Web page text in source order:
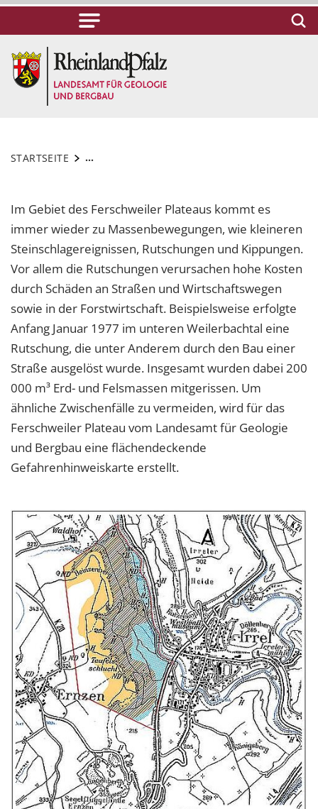
STARTSEITE ...
Im Gebiet des Ferschweiler Plateaus kommt es
immer wieder zu Massenbewegungen, wie kleineren
Steinschlagereignissen, Rutschungen und Kippungen.
Vor allem die Rutschungen verursachen hohe Kosten
durch Schäden an Straßen und Wirtschaftswegen
sowie in der Forstwirtschaft. Beispielsweise erfolgte
Anfang Januar 1977 im unteren Weilerbachtal eine
Rutschung, die unter Anderem durch den Bau einer
Straße ausgelöst wurde. Insgesamt wurden dabei 200
000 m³ Erd- und Felsmassen mitgerissen. Um
ähnliche Zwischenfälle zu vermeiden, wird für das
Ferschweiler Plateau vom Landesamt für Geologie
und Bergbau eine flächendeckende
Gefahrenhinweiskarte erstellt.